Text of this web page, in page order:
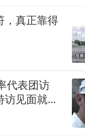
，真正靠得
代表团访
访见面就喊